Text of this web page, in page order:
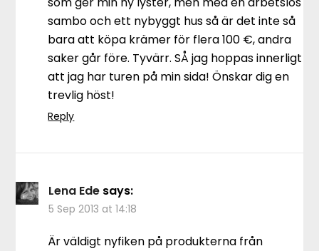
sambo och ett nybyggt hus så är det inte så
bara att köpa krämer för flera 100 €, andra
saker går före. Tyvärr. SÅ jag hoppas innerligt
att jag har turen på min sida! Önskar dig en
trevlig höst!
Reply
Lena Ede says:
5 Sep 2013 at 14:18
Är väldigt nyfiken på produkterna från